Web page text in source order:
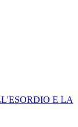
E LA